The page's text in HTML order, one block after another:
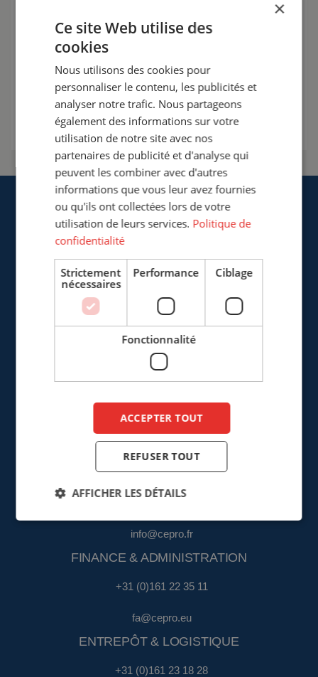
info@cepro.fr
Entrer en contact
Cepro Sarl
217, Boulevard de la Liberté
F-59800 Lille
+33 (0)3 20 57 37 66
VENTES
info@cepro.fr
FINANCE & ADMINISTRATION
+31 (0)161 22 35 11
fa@cepro.eu
ENTREPÔT & LOGISTIQUE
+31 (0)161 23 18 28
×
Ce site Web utilise des
cookies
Nous utilisons des cookies pour
personnaliser le contenu, les publicités et
analyser notre trafic. Nous partageons
également des informations sur votre
utilisation de notre site avec nos
partenaires de publicité et d'analyse qui
peuvent les combiner avec d'autres
informations que vous leur avez fournies
ou qu'ils ont collectées lors de votre
utilisation de leurs services. Politique de
confidentialité
Strictement
nécessaires
Performance Ciblage
Fonctionnalité
ACCEPTER TOUT
REFUSER TOUT
AFFICHER LES DÉTAILS